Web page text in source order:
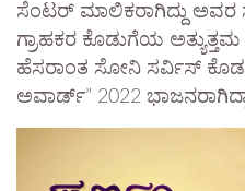
ಸೆಂಟರ್ ಮಾಲಿಕರಾಗಿದ್ದು
ಗ್ರಾಹಕರ ಕೊಡುಗೆಯ
ಹೆಸರಾಂತ ಸೋನಿ ಸರ್ವಿಸ್ ಕೊಡ
ಅವಾರ್ಡ್” 2022